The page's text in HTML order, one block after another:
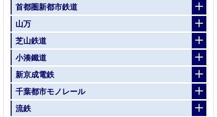
首都圏新都市鉄道
山万
芝山鉄道
小湊鐵道
新京成電鉄
千葉都市モノレール
流鉄